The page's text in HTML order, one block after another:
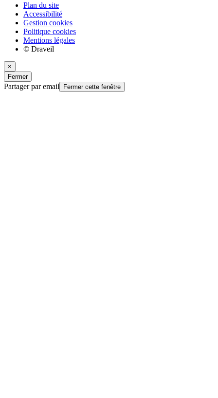
Plan du site
Accessibilité
Gestion cookies
Politique cookies
Mentions légales
© Draveil
×
Fermer
Partager par email Fermer cette fenêtre